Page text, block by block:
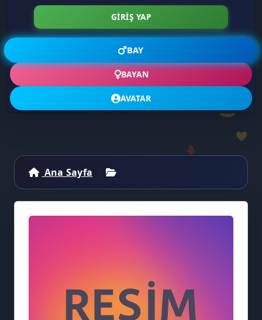
📩
🎭
😆
💛
👥 BAY
BAYAN
AVATAR
Ana Sayfa